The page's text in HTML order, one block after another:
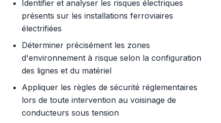
Identifier et analyser les risques électriques
présents sur les installations ferroviaires
électrifiées
Déterminer précisément les zones
d'environnement à risque selon la configuration
des lignes et du matériel
Appliquer les règles de sécurité réglementaires
lors de toute intervention au voisinage de
conducteurs sous tension